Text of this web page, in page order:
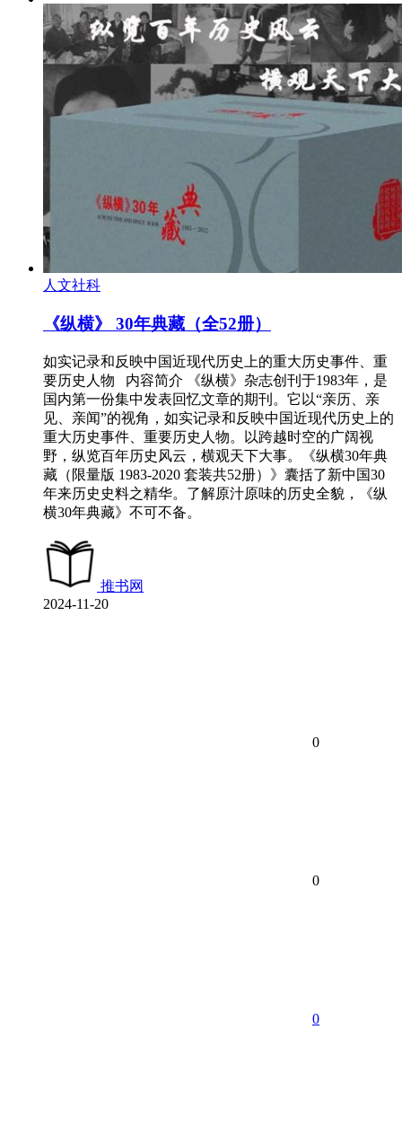
人文社科
《纵横》 30年典藏（全52册）
如实记录和反映中国近现代历史上的重大历史事件、重
要历史人物 内容简介 《纵横》杂志创刊于1983年，是
国内第一份集中发表回忆文章的期刊。它以“亲历、亲
见、亲闻”的视角，如实记录和反映中国近现代历史上的
重大历史事件、重要历史人物。以跨越时空的广阔视
野，纵览百年历史风云，横观天下大事。《纵横30年典
藏（限量版 1983-2020 套装共52册）》囊括了新中国30
年来历史史料之精华。了解原汁原味的历史全貌，《纵
横30年典藏》不可不备。
推书网
2024-11-20
0
0
0